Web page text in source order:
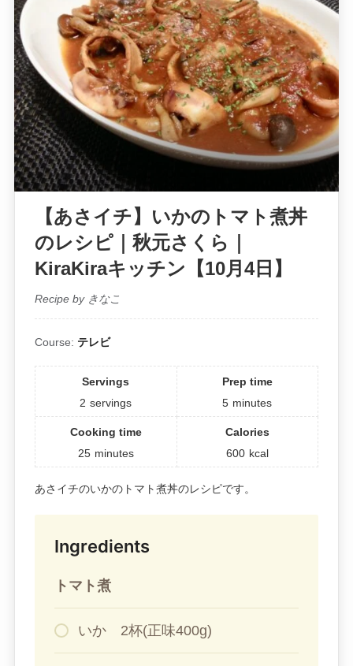
【あさイチ】いかのトマト煮丼
のレシピ｜秋元さくら｜
KiraKiraキッチン【10月4日】
Recipe by きなこ
Course: テレビ
Servings
2 servings
Prep time
5 minutes
Cooking time
25 minutes
Calories
600 kcal
あさイチのいかのトマト煮丼のレシピです。
Ingredients
トマト煮
いか 2杯(正味400g)